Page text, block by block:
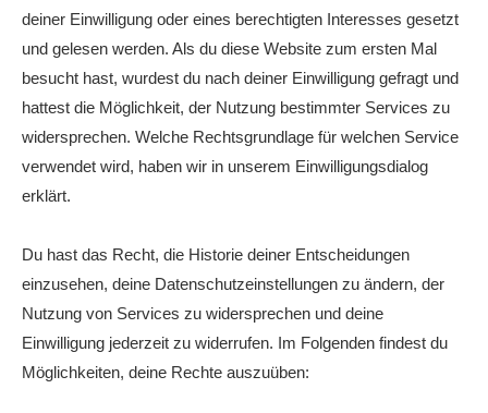
deiner Einwilligung oder eines berechtigten Interesses gesetzt
und gelesen werden. Als du diese Website zum ersten Mal
besucht hast, wurdest du nach deiner Einwilligung gefragt und
hattest die Möglichkeit, der Nutzung bestimmter Services zu
widersprechen. Welche Rechtsgrundlage für welchen Service
verwendet wird, haben wir in unserem Einwilligungsdialog
erklärt.
Du hast das Recht, die Historie deiner Entscheidungen
einzusehen, deine Datenschutzeinstellungen zu ändern, der
Nutzung von Services zu widersprechen und deine
Einwilligung jederzeit zu widerrufen. Im Folgenden findest du
Möglichkeiten, deine Rechte auszuüben: